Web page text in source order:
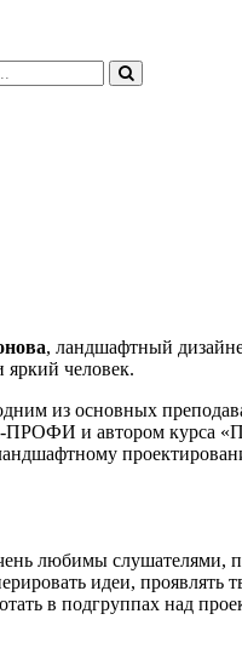
, ландшафтный
яркий человек.
из основных
ПРОФИ и автором курса
любимы слушателями,
идеи, проявлять
в подгруппах над